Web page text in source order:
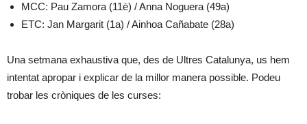
MCC: Pau Zamora (11è) / Anna Noguera (49a)
ETC: Jan Margarit (1a) / Ainhoa Cañabate (28a)
Una setmana exhaustiva que, des de Ultres Catalunya, us hem
intentat apropar i explicar de la millor manera possible. Podeu
trobar les cròniques de les curses: